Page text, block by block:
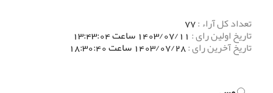
تعداد کل آراء :77
تاریخ اولین رای : 1403/07/11 ساعت 13:43:04
تاریخ آخرین رای :1403/07/28 ساعت 18:30:40